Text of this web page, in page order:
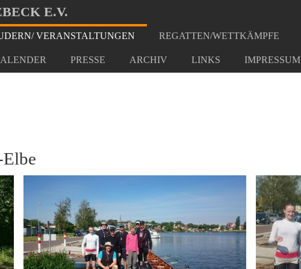
E.V.
VERANSTALTUNGEN REGATTEN/WETTKÄMPFE
PRESSE ARCHIV LINKS IMPRESSUM